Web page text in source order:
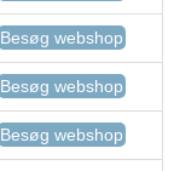
Besøg webshop
Besøg webshop
Besøg webshop